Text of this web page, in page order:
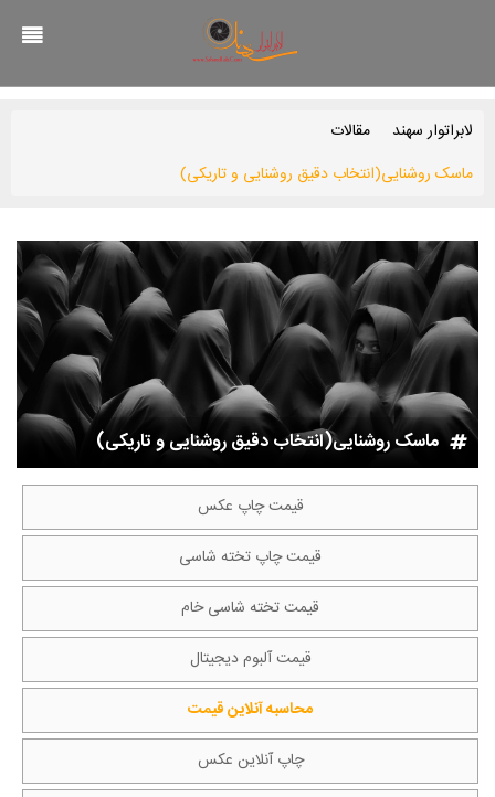
لابراتوار سهند
مقالات
ماسک روشنایی(انتخاب دقیق روشنایی و تاریکی)
ماسک روشنایی(انتخاب دقیق روشنایی و تاریکی)
قیمت چاپ عکس
قیمت چاپ تخته شاسی
قیمت تخته شاسی خام
قیمت آلبوم دیجیتال
محاسبه آنلاین قیمت
چاپ آنلاین عکس